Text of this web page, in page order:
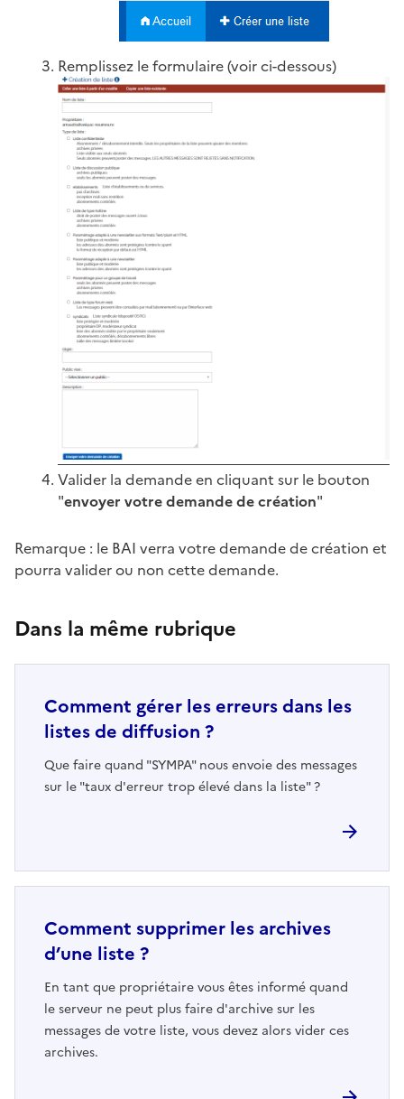
Remplissez le formulaire (voir ci-dessous)
Valider la demande en cliquant sur le bouton
"envoyer votre demande de création"
Remarque : le BAI verra votre demande de création et
pourra valider ou non cette demande.
Dans la même rubrique
Comment gérer les erreurs dans les
listes de diffusion ?
Que faire quand "SYMPA" nous envoie des messages
sur le "taux d'erreur trop élevé dans la liste" ?
Comment supprimer les archives
d’une liste ?
En tant que propriétaire vous êtes informé quand
le serveur ne peut plus faire d'archive sur les
messages de votre liste, vous devez alors vider ces
archives.